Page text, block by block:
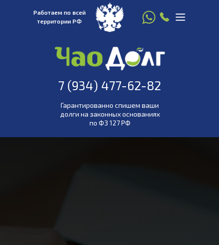
62-82
8 916 780 22 77
Работаем по всей
территории РФ
Гарантированно спишем ваши
долги на законных основаниях
по ФЗ 127 РФ
7 (934) 477-62-82